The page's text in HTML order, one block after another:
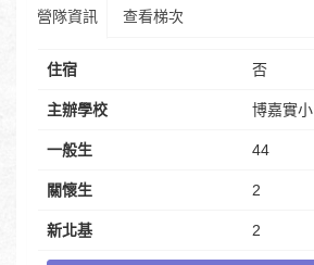
營隊資訊 查看梯次
住宿 否
主辦學校 博嘉實小
一般生 44
關懷生 2
新北基 2